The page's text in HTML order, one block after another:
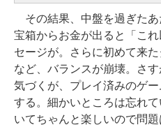
その結果、中盤を過ぎたあ
宝箱からお金が出ると「こ
セージが。さらに初めて来
など、バランスが崩壊。さ
気づくが、プレイ済みのゲ
する。細かいところは忘れ
いてちゃんと楽しいので問題